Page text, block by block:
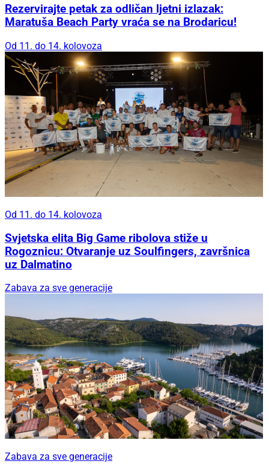
Rezervirajte petak za odličan ljetni izlazak:
Maratuša Beach Party vraća se na Brodaricu!
Od 11. do 14. kolovoza
Od 11. do 14. kolovoza
Svjetska elita Big Game ribolova stiže u
Rogoznicu: Otvaranje uz Soulfingers, završnica
uz Dalmatino
Zabava za sve generacije
Zabava za sve generacije